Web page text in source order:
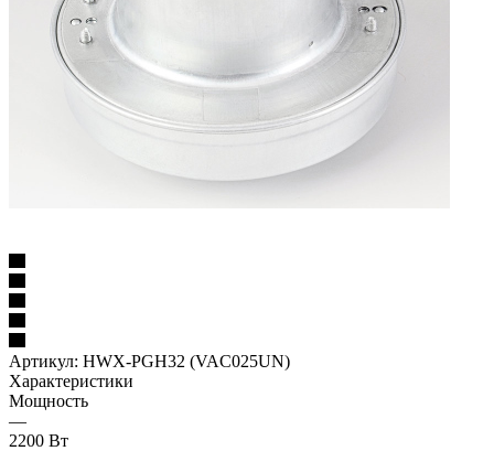
Артикул: HWX-PGH32 (VAC025UN)
Характеристики
Мощность
—
2200 Вт